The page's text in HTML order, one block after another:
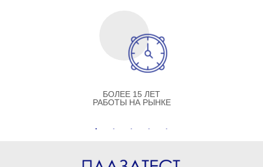
БОЛЕЕ 15 ЛЕТ
РАБОТЫ НА РЫНКЕ